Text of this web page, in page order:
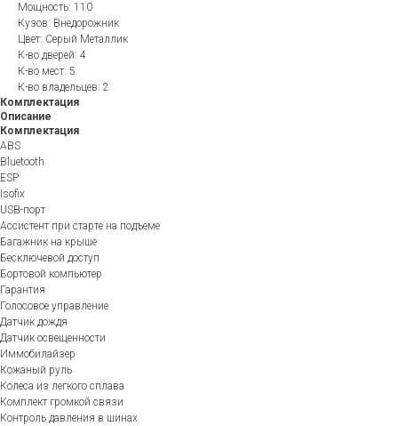
Мощность: 110
Кузов: Внедорожник
Цвет: Серый Металлик
К-во дверей: 4
К-во мест: 5
К-во владельцев: 2
Комплектация
Описание
Комплектация
ABS
Bluetooth
ESP
Isofix
USB-порт
Ассистент при старте на подъеме
Багажник на крыше
Бесключевой доступ
Бортовой компьютер
Гарантия
Голосовое управление
Датчик дождя
Датчик освещенности
Иммобилайзер
Кожаный руль
Колеса из легкого сплава
Комплект громкой связи
Контроль давления в шинах